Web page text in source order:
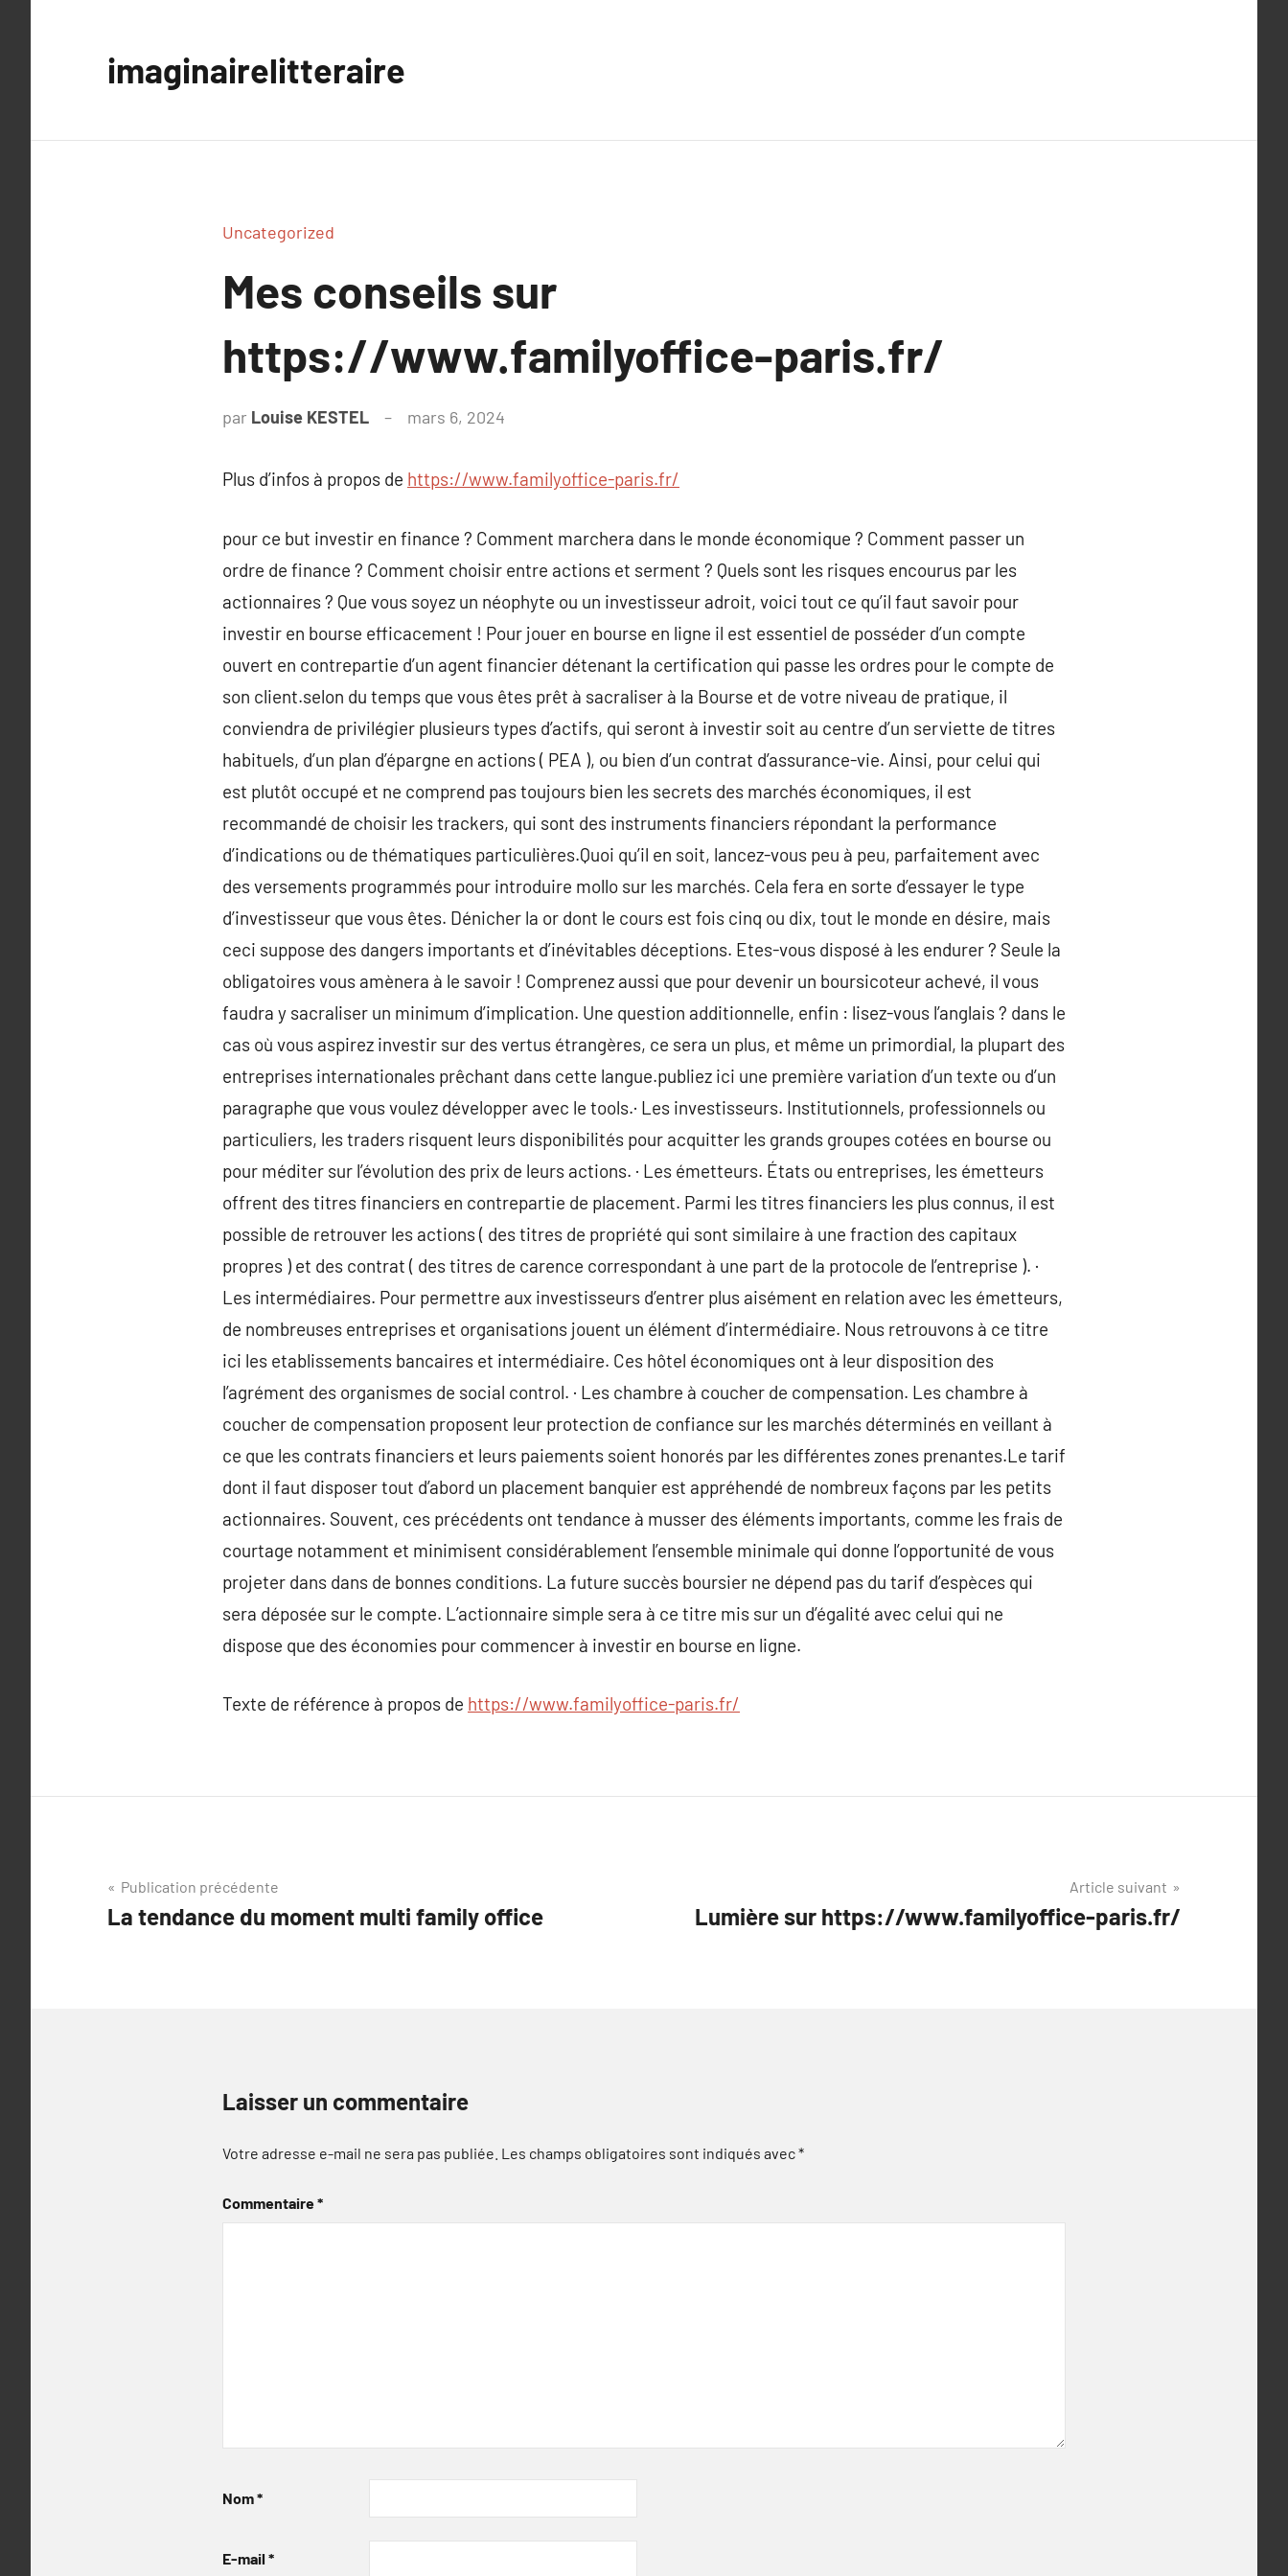
imaginairelitteraire
Uncategorized
Mes conseils sur
https://www.familyoffice-paris.fr/
par Louise KESTEL mars 6, 2024
Plus d’infos à propos de https://www.familyoffice-paris.fr/
pour ce but investir en finance ? Comment marchera dans le monde économique ? Comment passer un
ordre de finance ? Comment choisir entre actions et serment ? Quels sont les risques encourus par les
actionnaires ? Que vous soyez un néophyte ou un investisseur adroit, voici tout ce qu’il faut savoir pour
investir en bourse efficacement ! Pour jouer en bourse en ligne il est essentiel de posséder d’un compte
ouvert en contrepartie d’un agent financier détenant la certification qui passe les ordres pour le compte de
son client.selon du temps que vous êtes prêt à sacraliser à la Bourse et de votre niveau de pratique, il
conviendra de privilégier plusieurs types d’actifs, qui seront à investir soit au centre d’un serviette de titres
habituels, d’un plan d’épargne en actions ( PEA ), ou bien d’un contrat d’assurance-vie. Ainsi, pour celui qui
est plutôt occupé et ne comprend pas toujours bien les secrets des marchés économiques, il est
recommandé de choisir les trackers, qui sont des instruments financiers répondant la performance
d’indications ou de thématiques particulières.Quoi qu’il en soit, lancez-vous peu à peu, parfaitement avec
des versements programmés pour introduire mollo sur les marchés. Cela fera en sorte d’essayer le type
d’investisseur que vous êtes. Dénicher la or dont le cours est fois cinq ou dix, tout le monde en désire, mais
ceci suppose des dangers importants et d’inévitables déceptions. Etes-vous disposé à les endurer ? Seule la
obligatoires vous amènera à le savoir ! Comprenez aussi que pour devenir un boursicoteur achevé, il vous
faudra y sacraliser un minimum d’implication. Une question additionnelle, enfin : lisez-vous l’anglais ? dans le
cas où vous aspirez investir sur des vertus étrangères, ce sera un plus, et même un primordial, la plupart des
entreprises internationales prêchant dans cette langue.publiez ici une première variation d’un texte ou d’un
paragraphe que vous voulez développer avec le tools.· Les investisseurs. Institutionnels, professionnels ou
particuliers, les traders risquent leurs disponibilités pour acquitter les grands groupes cotées en bourse ou
pour méditer sur l’évolution des prix de leurs actions. · Les émetteurs. États ou entreprises, les émetteurs
offrent des titres financiers en contrepartie de placement. Parmi les titres financiers les plus connus, il est
possible de retrouver les actions ( des titres de propriété qui sont similaire à une fraction des capitaux
propres ) et des contrat ( des titres de carence correspondant à une part de la protocole de l’entreprise ). ·
Les intermédiaires. Pour permettre aux investisseurs d’entrer plus aisément en relation avec les émetteurs,
de nombreuses entreprises et organisations jouent un élément d’intermédiaire. Nous retrouvons à ce titre
ici les etablissements bancaires et intermédiaire. Ces hôtel économiques ont à leur disposition des
l’agrément des organismes de social control. · Les chambre à coucher de compensation. Les chambre à
coucher de compensation proposent leur protection de confiance sur les marchés déterminés en veillant à
ce que les contrats financiers et leurs paiements soient honorés par les différentes zones prenantes.Le tarif
dont il faut disposer tout d’abord un placement banquier est appréhendé de nombreux façons par les petits
actionnaires. Souvent, ces précédents ont tendance à musser des éléments importants, comme les frais de
courtage notamment et minimisent considérablement l’ensemble minimale qui donne l’opportunité de vous
projeter dans dans de bonnes conditions. La future succès boursier ne dépend pas du tarif d’espèces qui
sera déposée sur le compte. L’actionnaire simple sera à ce titre mis sur un d’égalité avec celui qui ne
dispose que des économies pour commencer à investir en bourse en ligne.
Texte de référence à propos de https://www.familyoffice-paris.fr/
Navigation
de
Publication précédente
La tendance du moment multi family office
Article suivant
Lumière sur https://www.familyoffice-paris.fr/
Laisser un commentaire
Votre adresse e-mail ne sera pas publiée. Les champs obligatoires sont indiqués avec*
Commentaire*
Nom*
E-mail *